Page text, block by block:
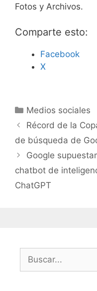
Fotos y Archivos.
Comparte esto:
Facebook
X
C
a
e
g
o
r
Medios sociales
Récord de la
de búsqueda de
Google
chatbot de
ChatGPT